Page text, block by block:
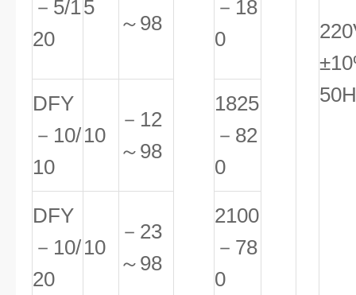
－5/1
20
5
～98
－18
0
DFY
－10/
10
10
－12
～98
1825
－82
0
DFY
－10/
20
10
－23
～98
2100
－78
0